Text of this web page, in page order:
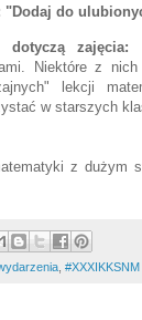
"Dodaj do
dotyczą zajęcia:
Niektóre z
lekcji
w starszych
z dużym
#XXXIKKSNM